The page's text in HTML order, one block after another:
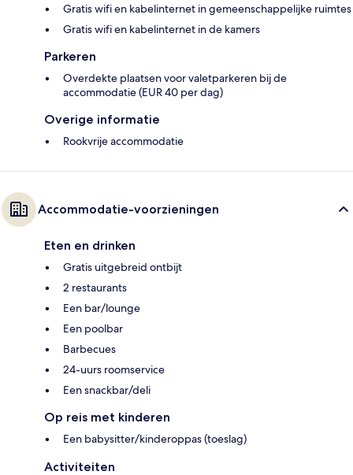
Gratis wifi en kabelinternet in gemeenschappelijke ruimtes
Gratis wifi en kabelinternet in de kamers
Parkeren
Overdekte plaatsen voor valetparkeren bij de
accommodatie (EUR 40 per dag)
Overige informatie
Rookvrije accommodatie
Accommodatie-voorzieningen
Eten en drinken
Gratis uitgebreid ontbijt
2 restaurants
Een bar/lounge
Een poolbar
Barbecues
24-uurs roomservice
Een snackbar/deli
Op reis met kinderen
Een babysitter/kinderoppas (toeslag)
Activiteiten